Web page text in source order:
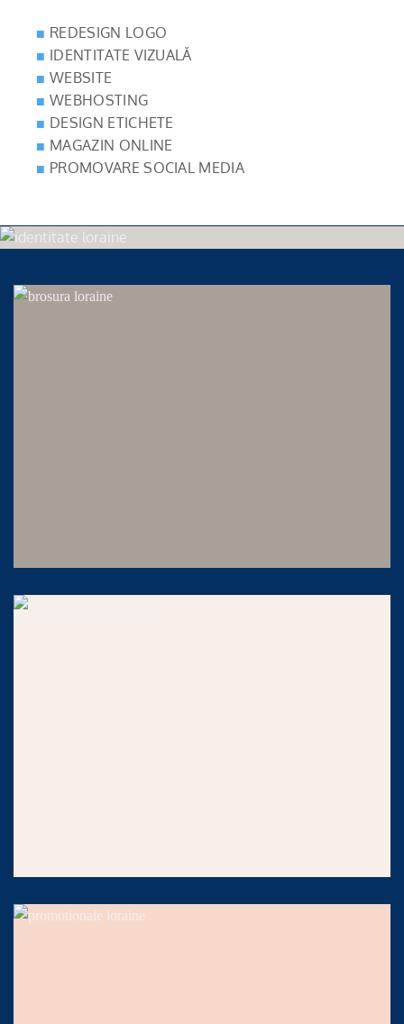
REDESIGN LOGO
IDENTITATE VIZUALĂ
WEBSITE
WEBHOSTING
DESIGN ETICHETE
MAGAZIN ONLINE
PROMOVARE SOCIAL MEDIA